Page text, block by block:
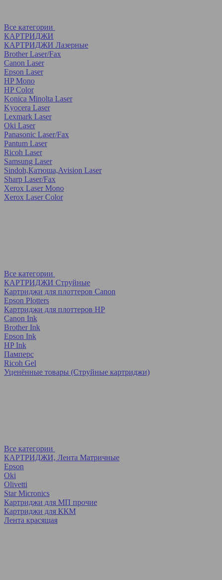
Все категории
КАРТРИДЖИ
КАРТРИДЖИ Лазерные
Brother Laser/Fax
Canon Laser
Epson Laser
HP Mono
HP Color
Konica Minolta Laser
Kyocera Laser
Lexmark Laser
Oki Laser
Panasonic Laser/Fax
Pantum Laser
Ricoh Laser
Samsung Laser
Sindoh,Катюша,Avision Laser
Sharp Laser/Fax
Xerox Laser Mono
Xerox Laser Color
Все категории
КАРТРИДЖИ Струйные
Картриджи для плоттеров Canon
Epson Plotters
Картриджи для плоттеров HP
Canon Ink
Brother Ink
Epson Ink
HP Ink
Памперс
Ricoh Gel
Уценённые товары (Струйные картриджи)
Все категории
КАРТРИДЖИ, Лента Матричные
Epson
Oki
Olivetti
Star Micronics
Картриджи для МП прочие
Картриджи для ККМ
Лента красящая